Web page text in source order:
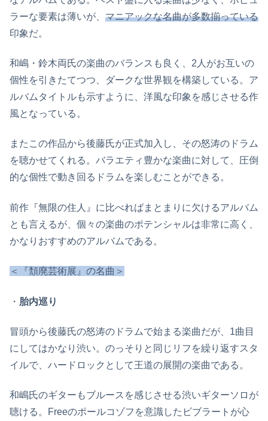
ラーな要素は薄いが、 マニアックな名曲が多数揃っている
印象だ。
和嶋・鈴木両氏の楽曲のバランスも良く、2人がお互いの
個性を引きたてつつ、ダークな世界観を構築している。ア
ルバムタイトルも示すように、洋風な印象を感じさせる作
風となっている。
またこの作品から後藤氏が正式加入し、その怒涛のドラム
を聴かせてくれる。バラエティ豊かな楽曲に対して、圧倒
的な個性で動き回るドラムを楽しむことができる。
前作『無限の住人』に比べればまとまりに欠けるアルバム
とも言えるが、個々の楽曲のポテンシャルは非常に高く、
かなりおすすめのアルバムである。
＜『頽廃芸術展』の名曲＞
・ 胎内巡り
冒頭から後藤氏の怒涛のドラムで始まる楽曲だが、1曲目
にしてはかなり渋い。のっそりと同じリフを繰り返すスタ
イルで、ハードロックとして王道の展開の楽曲である。
和嶋氏のギターもブルースを感じさせる渋いギターソロが
聴ける。Freeのポールコゾフを意識したビブラートが心